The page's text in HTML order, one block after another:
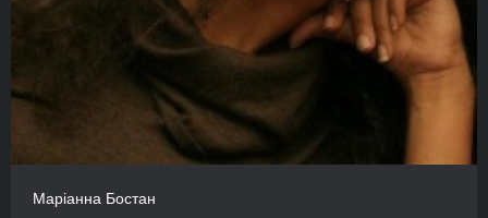
Маріанна Бостан